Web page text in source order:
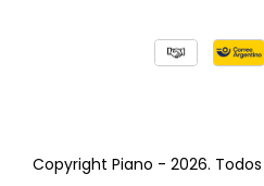
Copyright Piano - 2026.